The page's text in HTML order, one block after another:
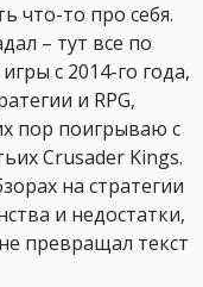
что-то про себя.
– тут все по
с 2014-го года,
и RPG,
пор поигрываю с
Crusader Kings.
на стратегии
и недостатки,
превращал текст